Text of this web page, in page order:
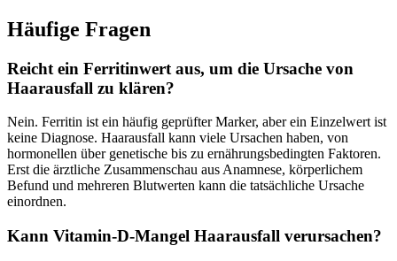
Häufige Fragen
Reicht ein Ferritinwert aus, um die Ursache von
Haarausfall zu klären?
Nein. Ferritin ist ein häufig geprüfter Marker, aber ein Einzelwert ist
keine Diagnose. Haarausfall kann viele Ursachen haben, von
hormonellen über genetische bis zu ernährungsbedingten Faktoren.
Erst die ärztliche Zusammenschau aus Anamnese, körperlichem
Befund und mehreren Blutwerten kann die tatsächliche Ursache
einordnen.
Kann Vitamin-D-Mangel Haarausfall verursachen?